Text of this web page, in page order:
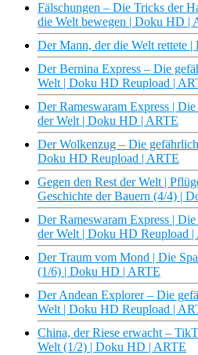
Fälschungen – Die Tricks der
die Welt bewegen | Doku HD |
Der Mann, der die Welt rettete
Der Bernina Express – Die
Welt | Doku HD Reupload |
Der Rameswaram Express |
der Welt | Doku HD | ARTE
Der Wolkenzug – Die
Doku HD Reupload | ARTE
Gegen den Rest der Welt |
Geschichte der Bauern (4/4) |
Der Rameswaram Express |
der Welt | Doku HD Reupload |
Der Traum vom Mond | Die
(1/6) | Doku HD | ARTE
Der Andean Explorer – Die
Welt | Doku HD Reupload |
China, der Riese erwacht –
Welt (1/2) | Doku HD | ARTE